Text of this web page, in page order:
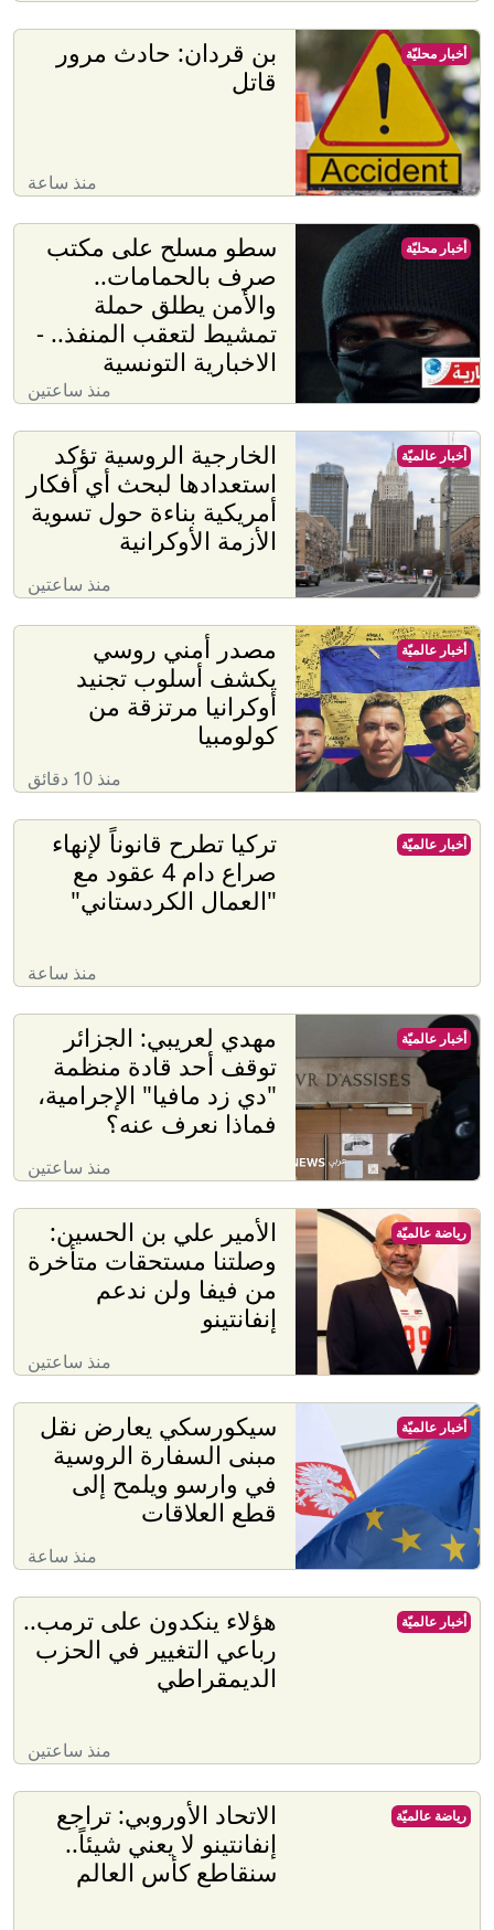
بن قردان: حادث مرور
قاتل
منذ ساعة
أخبار محليّة
سطو مسلح على مكتب
صرف بالحمامات..
والأمن يطلق حملة
تمشيط لتعقب المنفذ.. -
الاخبارية التونسية
منذ ساعتين
أخبار محليّة
الخارجية الروسية تؤكد
استعدادها لبحث أي أفكار
أمريكية بناءة حول تسوية
الأزمة الأوكرانية
منذ ساعتين
أخبار عالميّة
مصدر أمني روسي
يكشف أسلوب تجنيد
أوكرانيا مرتزقة من
كولومبيا
منذ 10 دقائق
أخبار عالميّة
تركيا تطرح قانوناً لإنهاء
صراع دام 4 عقود مع
"العمال الكردستاني"
منذ ساعة
أخبار عالميّة
مهدي لعريبي: الجزائر
توقف أحد قادة منظمة
"دي زد مافيا" الإجرامية،
فماذا نعرف عنه؟
منذ ساعتين
أخبار عالميّة
الأمير علي بن الحسين:
وصلتنا مستحقات متأخرة
من فيفا ولن ندعم
إنفانتينو
منذ ساعتين
رياضة عالميّة
سيكورسكي يعارض نقل
مبنى السفارة الروسية
في وارسو ويلمح إلى
قطع العلاقات
منذ ساعة
أخبار عالميّة
هؤلاء ينكدون على ترمب..
رباعي التغيير في الحزب
الديمقراطي
منذ ساعتين
أخبار عالميّة
الاتحاد الأوروبي: تراجع
إنفانتينو لا يعني شيئاً..
سنقاطع كأس العالم
رياضة عالميّة